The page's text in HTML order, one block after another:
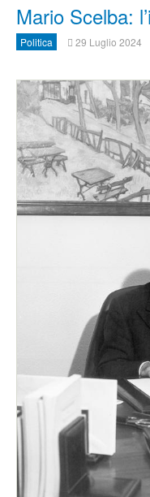
Mario Scelba:
Politica 29 Luglio 2024